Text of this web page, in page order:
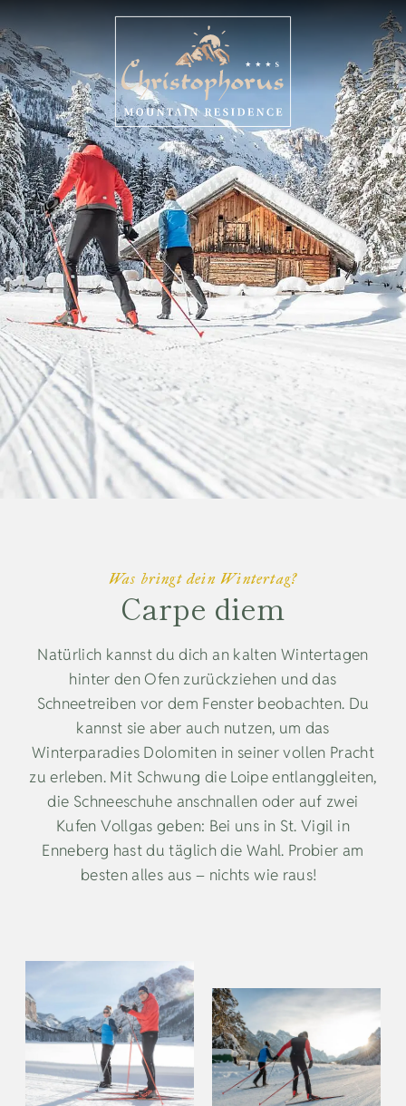
Was bringt dein Wintertag?
Carpe diem
Natürlich kannst du dich an kalten Wintertagen
hinter den Ofen zurückziehen und das
Schneetreiben vor dem Fenster beobachten. Du
kannst sie aber auch nutzen, um das
Winterparadies Dolomiten in seiner vollen Pracht
zu erleben. Mit Schwung die Loipe entlanggleiten,
die Schneeschuhe anschnallen oder auf zwei
Kufen Vollgas geben: Bei uns in St. Vigil in
Enneberg hast du täglich die Wahl. Probier am
besten alles aus – nichts wie raus!